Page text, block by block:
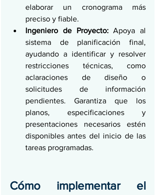
elaborar un cronograma más
preciso y fiable.
Ingeniero de Proyecto: Apoya al
sistema de planificación final,
ayudando a identificar y resolver
restricciones técnicas, como
aclaraciones de diseño o
solicitudes de información
pendientes. Garantiza que los
planos, especificaciones y
presentaciones necesarios estén
disponibles antes del inicio de las
tareas programadas.
Cómo implementar el